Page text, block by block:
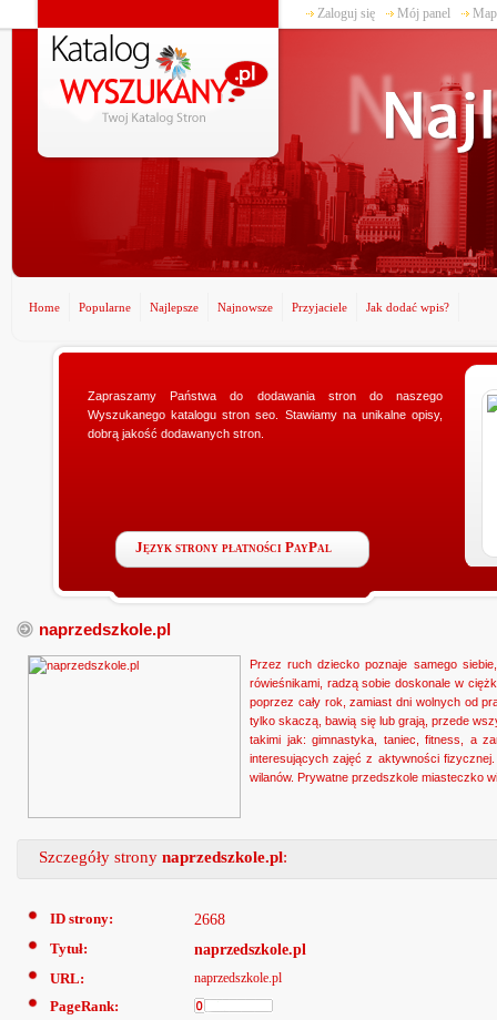
Zaloguj się Mój panel
Home Popularne Najlepsze Najnowsze Przyjaciele Jak dodać wpis?
Zapraszamy Państwa do dodawania stron do naszego
Wyszukanego katalogu stron seo. Stawiamy na unikalne opisy,
dobrą jakość dodawanych stron.
Język strony płatności PayPal
www.ministerstwogadzetow.com
Poszukujesz doskonałego prezentu dla swojej
dziewczyny? Specjalnie dla Was utworzyliśmy sklep
naprzedszkole.pl
Przez ruch dziecko poznaje samego
rówieśnikami, radzą sobie doskonale w
poprzez cały rok, zamiast dni wolnych od
tylko skaczą, bawią się lub grają, przede
takimi jak: gimnastyka, taniec, fitness, a
interesujących zajęć z aktywności
wilanów. Prywatne przedszkole miasteczko
Szczegóły strony naprzedszkole.pl:
ID strony: 2668
Tytuł: naprzedszkole.pl
URL: naprzedszkole.pl
PageRank: